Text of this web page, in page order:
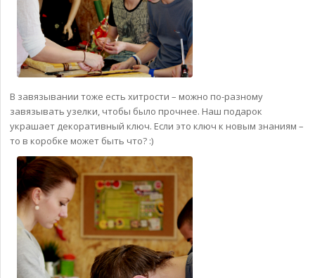
В завязывании тоже есть хитрости – можно по-разному
завязывать узелки, чтобы было прочнее. Наш подарок
украшает декоративный ключ. Если это ключ к новым знаниям –
то в коробке может быть что? :)